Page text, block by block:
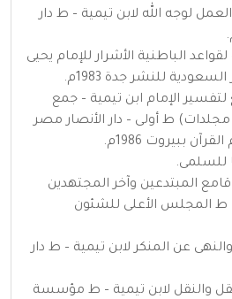
لوجه الله لابن تيمية – ط دار
الباطنية الأشرار للإمام يحيى
للنشر جدة 1983م.
لتفسير الإمام ابن تيمية – جمع
ثلاث مجلدات) ط أولى – دار الأنصار مصر
قامع المبتدعين وآخر المجتهدين
ط المجلس الأعلى للشئون
عن المنكر لابن تيمية – ط دار
والنقل لابن تيمية – ط مؤسسة